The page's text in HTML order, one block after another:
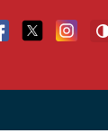
Facebook
Twitter